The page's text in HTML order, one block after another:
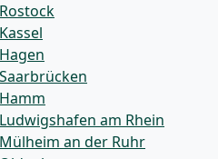
am Rhein
an der Ruhr